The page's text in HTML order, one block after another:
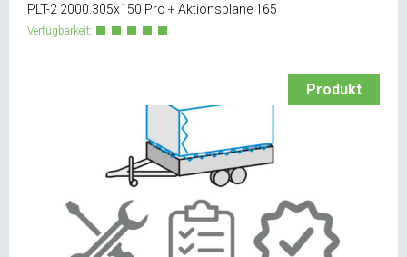
PLT-2 2000.305x150 Pro + Aktionsplane 165
Verfügbarkeit:
Produkt